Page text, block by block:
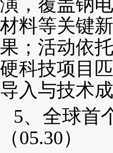
材料等关键
果；活动依
硬科技项目
导入与技术成
5、 全球首
（05.30）